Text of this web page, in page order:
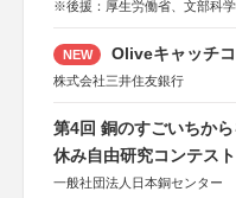
※後援：厚生労働省、文部科
NEW Oliveキャッチ
株式会社三井住友銀行
第4回 銅のすごいちか
休み自由研究コンテス
一般社団法人日本銅センター